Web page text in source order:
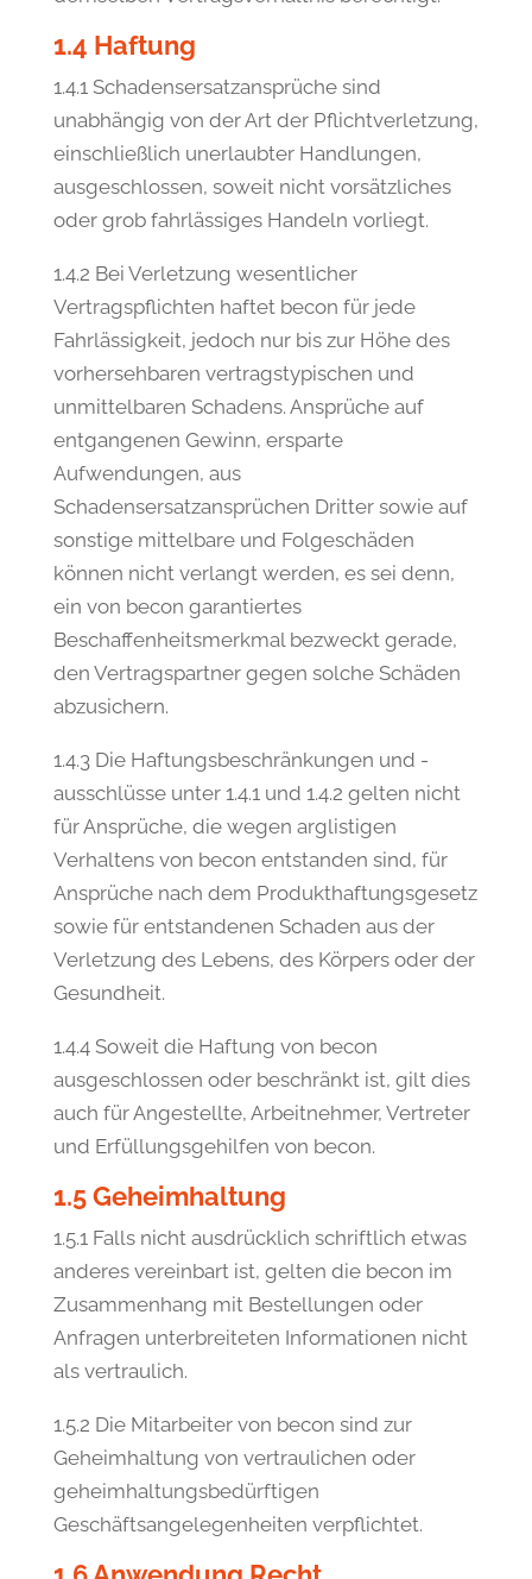
1.4 Haftung
1.4.1 Schadensersatzansprüche sind
unabhängig von der Art der Pflichtverletzung,
einschließlich unerlaubter Handlungen,
ausgeschlossen, soweit nicht vorsätzliches
oder grob fahrlässiges Handeln vorliegt.
1.4.2 Bei Verletzung wesentlicher
Vertragspflichten haftet becon für jede
Fahrlässigkeit, jedoch nur bis zur Höhe des
vorhersehbaren vertragstypischen und
unmittelbaren Schadens. Ansprüche auf
entgangenen Gewinn, ersparte
Aufwendungen, aus
Schadensersatzansprüchen Dritter sowie auf
sonstige mittelbare und Folgeschäden
können nicht verlangt werden, es sei denn,
ein von becon garantiertes
Beschaffenheitsmerkmal bezweckt gerade,
den Vertragspartner gegen solche Schäden
abzusichern.
1.4.3 Die Haftungsbeschränkungen und -
ausschlüsse unter 1.4.1 und 1.4.2 gelten nicht
für Ansprüche, die wegen arglistigen
Verhaltens von becon entstanden sind, für
Ansprüche nach dem Produkthaftungsgesetz
sowie für entstandenen Schaden aus der
Verletzung des Lebens, des Körpers oder der
Gesundheit.
1.4.4 Soweit die Haftung von becon
ausgeschlossen oder beschränkt ist, gilt dies
auch für Angestellte, Arbeitnehmer, Vertreter
und Erfüllungsgehilfen von becon.
1.5 Geheimhaltung
1.5.1 Falls nicht ausdrücklich schriftlich etwas
anderes vereinbart ist, gelten die becon im
Zusammenhang mit Bestellungen oder
Anfragen unterbreiteten Informationen nicht
als vertraulich.
1.5.2 Die Mitarbeiter von becon sind zur
Geheimhaltung von vertraulichen oder
geheimhaltungsbedürftigen
Geschäftsangelegenheiten verpflichtet.